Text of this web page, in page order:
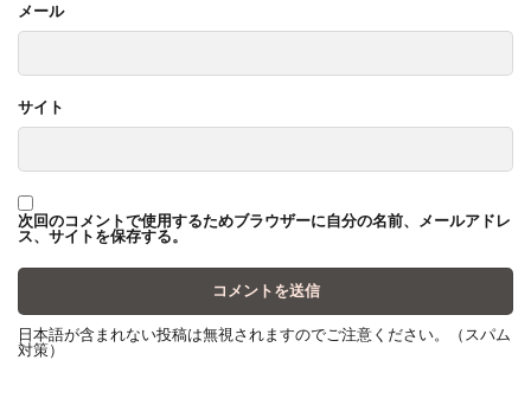
メール
サイト
次回のコメントで使用するためブラウザーに自分の名前、メールアドレ
ス、サイトを保存する。
日本語が含まれない投稿は無視されますのでご注意ください。（スパム
対策）